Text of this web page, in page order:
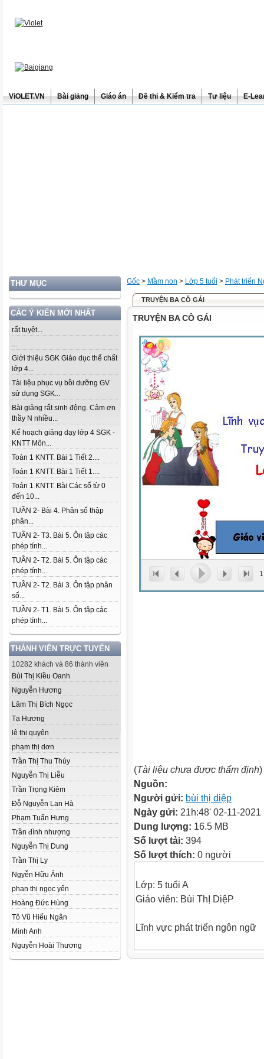
ViOLET.VN Bài giảng Giáo án Đề thi & Kiểm tra Tư liệu E-
THƯ MỤC
CÁC Ý KIẾN MỚI NHẤT
rất tuyệt...
...
Giới thiệu SGK Giáo dục thể chất
lớp 4...
Tài liệu phục vụ bồi dưỡng GV
sử dụng SGK...
Bài giảng rất sinh động. Cảm ơn
thầy N nhiều...
Kế hoạch giảng dạy lớp 4 SGK -
KNTT Môn...
Toán 1 KNTT. Bài 1 Tiết 2....
Toán 1 KNTT. Bài 1 Tiết 1....
Toán 1 KNTT. Bài Các số từ 0
đến 10...
TUẦN 2- Bài 4. Phân số thập
phân...
TUẦN 2- T3. Bài 5. Ôn tập các
phép tính...
TUẦN 2- T2. Bài 5. Ôn tập các
phép tính...
TUẦN 2- T2. Bài 3. Ôn tập phân
số...
TUẦN 2- T1. Bài 5. Ôn tập các
phép tính...
THÀNH VIÊN TRỰC TUYẾN
10282 khách và 86 thành viên
Bùi Thị Kiều Oanh
Nguyễn Hương
Lâm Thị Bích Ngọc
Tạ Hương
lê thị quyên
phạm thị dơn
Trần Thị Thu Thúy
Nguyễn Thị Liễu
Trần Trọng Kiêm
Đỗ Nguyễn Lan Hà
Phạm Tuấn Hưng
Trần đình nhượng
Nguyễn Thị Dung
Trần Thị Ly
Ngyễn Hữu Ánh
phan thị ngọc yến
Hoàng Đức Hùng
Tô Vũ Hiếu Ngân
Minh Anh
Nguyễn Hoài Thương
Gốc > Mầm non > Lớp 5 tuổi > Phát triển
TRUYỆN BA CÔ GÁI
TRUYỆN BA CÔ GÁI
1
(Tài liệu chưa được thẩm định)
Nguồn:
Người gửi: bùi thị diệp
Ngày gửi: 21h:48' 02-11-2021
Dung lượng: 16.5 MB
Số lượt tải: 394
Số lượt thích: 0 người
Lớp: 5 tuổi A
Giáo viên: Bùi ThỊ DiệP
Lĩnh vực phát triển ngôn ngữ